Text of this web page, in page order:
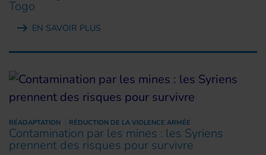
Togo
EN SAVOIR PLUS
RÉADAPTATION RÉDUCTION DE LA VIOLENCE ARMÉE
Contamination par les mines : les Syriens
prennent des risques pour survivre